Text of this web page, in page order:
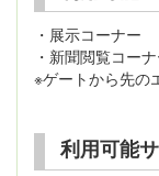
・展示コーナー
・新聞閲覧コー
※ゲートから先の
利用可能